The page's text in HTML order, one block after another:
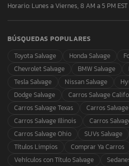
Horario: Lunes a Viernes, 8 AM a 5 PM EST
BÚSQUEDAS POPULARES
Toyota Salvage
Honda Salvage
Chevrolet Salvage
BMW Salvage
Tesla Salvage
Nissan Salvage
Dodge Salvage
Carros Salvage
Carros Salvage Texas
Carros
Carros Salvage Illinois
Carros
Carros Salvage Ohio
SUVs Salvage
Títulos Limpios
Comprar Ya Carros
Vehículos con Título Salvage